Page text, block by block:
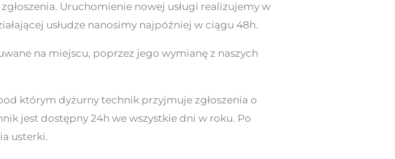
Uruchomienie nowej usługi realizujemy w
usłudze nanosimy najpóźniej w ciągu 48h.
na miejscu, poprzez jego wymianę z naszych
którym dyżurny technik przyjmuje zgłoszenia o
jest dostępny 24h we wszystkie dni w roku. Po
usterki.